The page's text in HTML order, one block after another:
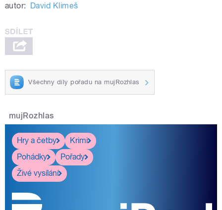
autor: David Klimeš
Všechny díly pořadu na mujRozhlas
mujRozhlas
Hry a četby
Krimi
Pohádky
Pořady
Živé vysílání